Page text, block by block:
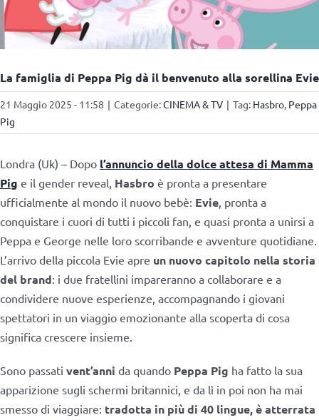
La famiglia di Peppa Pig dà il benvenuto alla sorellina Evie
21 Maggio 2025 - 11:58 | Categorie:CINEMA & TV | Tag: Hasbro, Peppa
Pig
Londra (Uk) – Dopo l’annuncio della dolce attesa di Mamma
Pig e il gender reveal, Hasbro è pronta a presentare
ufficialmente al mondo il nuovo bebè: Evie, pronta a
conquistare i cuori di tutti i piccoli fan, e quasi pronta a unirsi a
Peppa e George nelle loro scorribande e avventure quotidiane.
L’arrivo della piccola Evie apre un nuovo capitolo nella storia
del brand: i due fratellini impareranno a collaborare e a
condividere nuove esperienze, accompagnando i giovani
spettatori in un viaggio emozionante alla scoperta di cosa
significa crescere insieme.
Sono passati vent’anni da quando Peppa Pig ha fatto la sua
apparizione sugli schermi britannici, e da lì in poi non ha mai
smesso di viaggiare: tradotta in più di 40 lingue, è atterrata